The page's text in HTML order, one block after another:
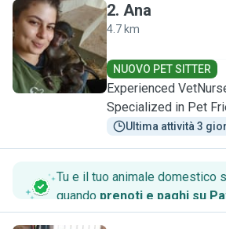
A
2. Ana
4.7 km
NUOVO PET SITTER
Experienced
Specialized in Pet
Ultima attività 3
Tu e il tuo animale domestico
quando prenoti e paghi su